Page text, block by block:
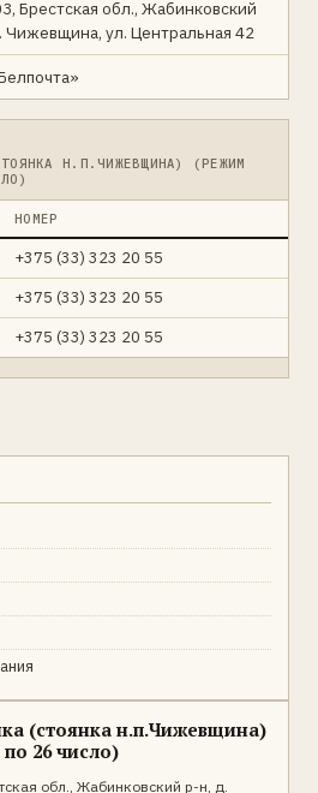
Брестская обл., Жабинковский
Чижевщина, ул. Центральная 42
Н.П.ЧИЖЕВЩИНА) (РЕЖИМ
НОМЕР
+375 (33) 323 20 55
+375 (33) 323 20 55
+375 (33) 323 20 55
(стоянка н.п.Чижевщина)
26 число)
обл., Жабинковский р-н, д.